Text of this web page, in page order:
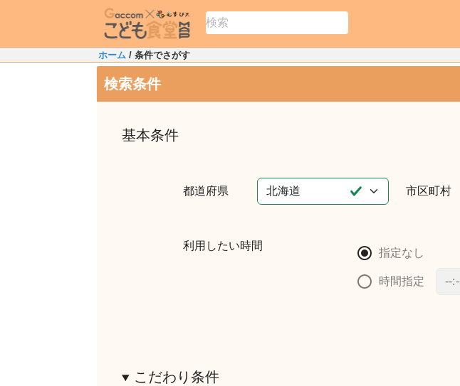
ホーム / 条件でさがす
検索条件
基本条件
都道府県 市区町村
利用したい時間
指定なし
時間指定
こだわり条件